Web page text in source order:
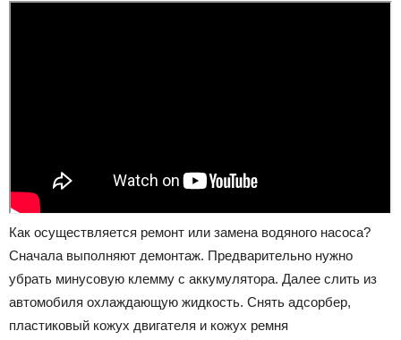
Как осуществляется ремонт или замена водяного насоса?
Сначала выполняют демонтаж. Предварительно нужно
убрать минусовую клемму с аккумулятора. Далее слить из
автомобиля охлаждающую жидкость. Снять адсорбер,
пластиковый кожух двигателя и кожух ремня